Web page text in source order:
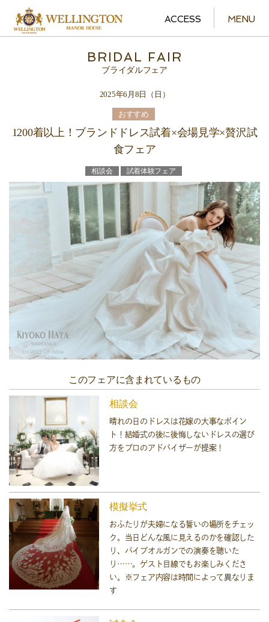
MENU
ACCESS
BRIDAL FAIR
ブライダルフェア
2025年6月8日（日）
おすすめ
1200着以上！ブランドドレス試着×会場見学×贅沢試
食フェア
相談会 試着体験フェア
このフェアに含まれているもの
相談会
晴れの日のドレスは花嫁の大事なポイン
ト！結婚式の後に後悔しないドレスの選び
方をプロのアドバイザーが提案！
模擬挙式
おふたりが夫婦になる誓いの場所をチェッ
ク。当日どんな風に見えるのかを確認した
り、パイプオルガンでの演奏を聴いた
り……。ゲスト目線でもお楽しみくださ
い。※フェア内容は時間によって異なりま
す